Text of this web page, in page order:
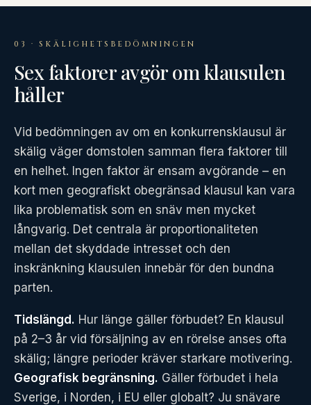
03 · SKÄLIGHETSBEDÖMNINGEN
Sex faktorer avgör om klausulen
håller
Vid bedömningen av om en konkurrensklausul är
skälig väger domstolen samman flera faktorer till
en helhet. Ingen faktor är ensam avgörande – en
kort men geografiskt obegränsad klausul kan vara
lika problematisk som en snäv men mycket
långvarig. Det centrala är proportionaliteten
mellan det skyddade intresset och den
inskränkning klausulen innebär för den bundna
parten.
Tidslängd. Hur länge gäller förbudet? En klausul
på 2–3 år vid försäljning av en rörelse anses ofta
skälig; längre perioder kräver starkare motivering.
Geografisk begränsning. Gäller förbudet i hela
Sverige, i Norden, i EU eller globalt? Ju snävare